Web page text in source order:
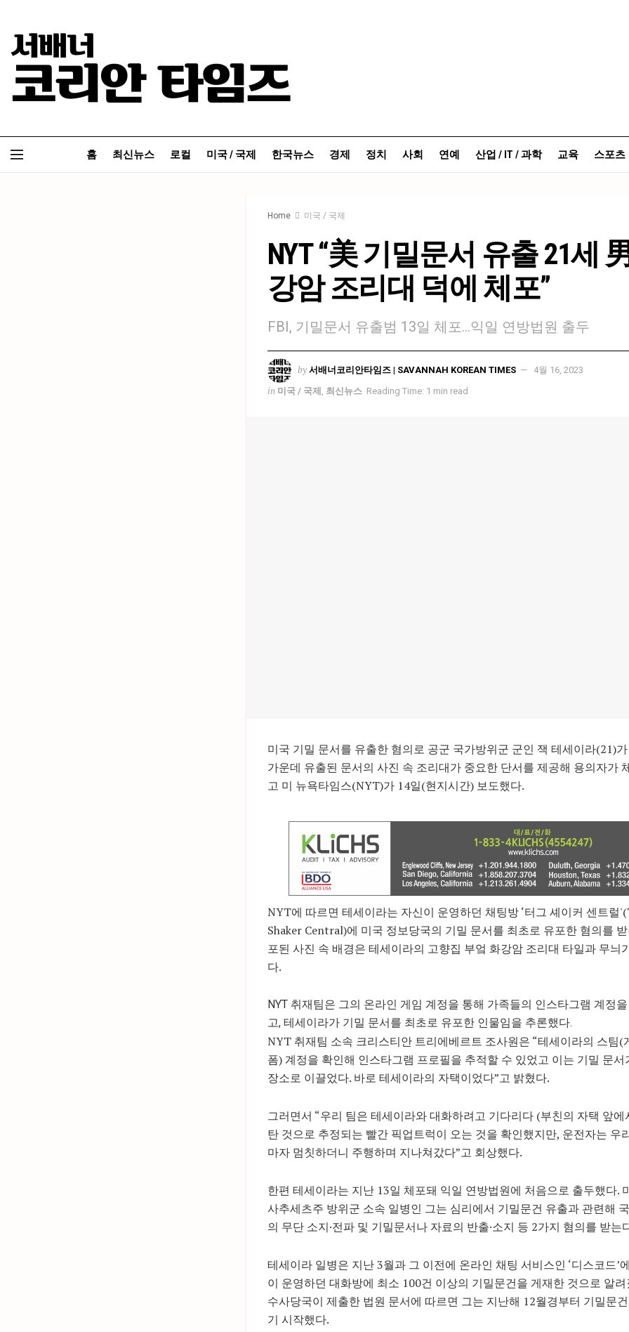
홈 최신뉴스 로컬 미국 / 국제 한국뉴스 경제 정치 사회 연예 산업 / IT / 과학 교육 스포츠
Home 미국 / 국제
NYT “美 기밀문서 유출 21세
강암 조리대 덕에 체포”
FBI, 기밀문서 유출범 13일 체포…익일 연방법원 출두
by 서배너코리안타임즈 | SAVANNAH KOREAN TIMES 4월 16, 2023
in 미국 / 국제 최신뉴스 Reading Time: 1 min read
미국 기밀 문서를 유출한 혐의로 공군 국가방위군 군인 잭 테세이라(21)
가운데 유출된 문서의 사진 속 조리대가 중요한 단서를 제공해 용의자가
고 미 뉴욕타임스(NYT)가 14일(현지시간) 보도했다.
NYT에 따르면 테세이라는 자신이 운영하던 채팅방 ‘터그 셰이커 센트럴
Shaker Central)에 미국 정보당국의 기밀 문서를 최초로 유포한 혐의를
포된 사진 속 배경은 테세이라의 고향집 부엌 화강암 조리대 타일과 무늬
다.
NYT 취재팀은 그의 온라인 게임 계정을 통해 가족들의 인스타그램 계정
고, 테세이라가 기밀 문서를 최초로 유포한 인물임을 추론했다.
NYT 취재팀 소속 크리스티안 트리에베르트 조사원은 “테세이라의 스팀(
폼) 계정을 확인해 인스타그램 프로필을 추적할 수 있었고 이는 기밀 문서
장소로 이끌었다. 바로 테세이라의 자택이었다”고 밝혔다.
그러면서 “우리 팀은 테세이라와 대화하려고 기다리다 (부친의 자택 앞에
탄 것으로 추정되는 빨간 픽업트럭이 오는 것을 확인했지만, 운전자는 우
마자 멈칫하더니 주행하며 지나쳐갔다”고 회상했다.
한편 테세이라는 지난 13일 체포돼 익일 연방법원에 처음으로 출두했다.
사추세츠주 방위군 소속 일병인 그는 심리에서 기밀문건 유출과 관련해
의 무단 소지·전파 및 기밀문서나 자료의 반출·소지 등 2가지 혐의를 받는
테세이라 일병은 지난 3월과 그 이전에 온라인 채팅 서비스인 ‘디스코드’
이 운영하던 대화방에 최소 100건 이상의 기밀문건을 게재한 것으로 알
수사당국이 제출한 법원 문서에 따르면 그는 지난해 12월경부터 기밀문
기 시작했다.